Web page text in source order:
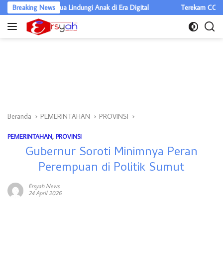
Langsung
ke
Breaking News
Semua Lindungi Anak di Era Digital Terekam CCTV, Tiga
Beranda PEMERINTAHAN PROVINSI
PEMERINTAHAN, PROVINSI
Gubernur Soroti Minimnya Peran
Perempuan di Politik Sumut
Ersyah News
24 April 2026